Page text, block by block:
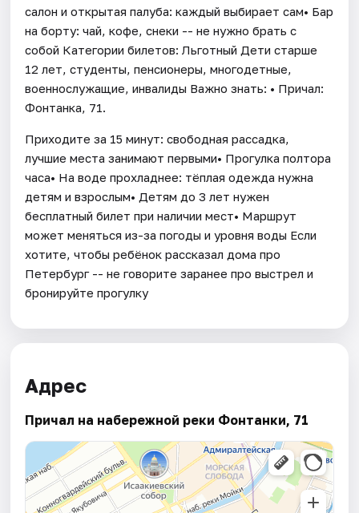
салон и открытая палуба: каждый выбирает сам• Бар
на борту: чай, кофе, снеки -- не нужно брать с
собой Категории билетов: Льготный Дети старше
12 лет, студенты, пенсионеры, многодетные,
военнослужащие, инвалиды Важно знать: • Причал:
Фонтанка, 71.
Приходите за 15 минут: свободная рассадка,
лучшие места занимают первыми• Прогулка полтора
часа• На воде прохладнее: тёплая одежда нужна
детям и взрослым• Детям до 3 лет нужен
бесплатный билет при наличии мест• Маршрут
может меняться из-за погоды и уровня воды Если
хотите, чтобы ребёнок рассказал дома про
Петербург -- не говорите заранее про выстрел и
бронируйте прогулку
Адрес
Причал на набережной реки Фонтанки, 71